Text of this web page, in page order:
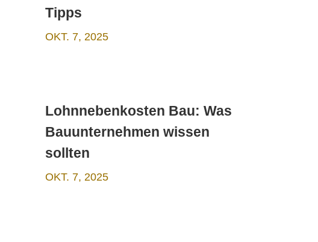
Tipps
OKT. 7, 2025
Lohnnebenkosten Bau: Was
Bauunternehmen wissen
sollten
OKT. 7, 2025